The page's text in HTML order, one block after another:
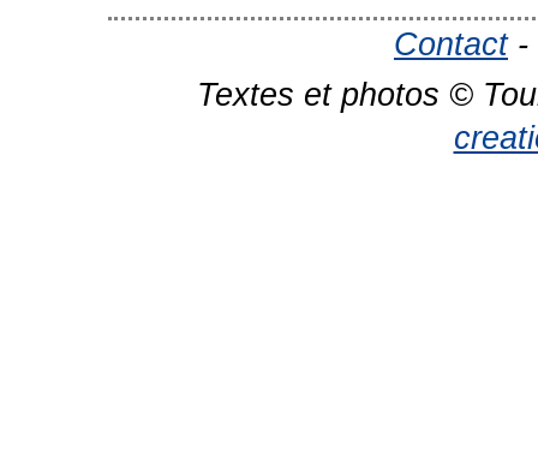
Contact-
Textes et photos ©